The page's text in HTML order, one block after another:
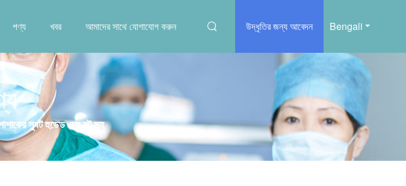
Bengali
উদ্ধৃতির জন্য আবেদন
পণ্য খবর আমাদের সাথে যোগাযোগ করুন
স্যুট হুডেড এবং বুট সহ